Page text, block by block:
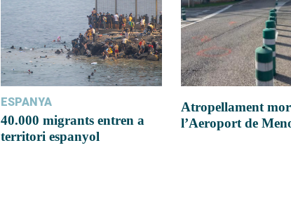
ESPANYA
40.000 migrants entren a
territori espanyol
Atropellament
l’Aeroport de